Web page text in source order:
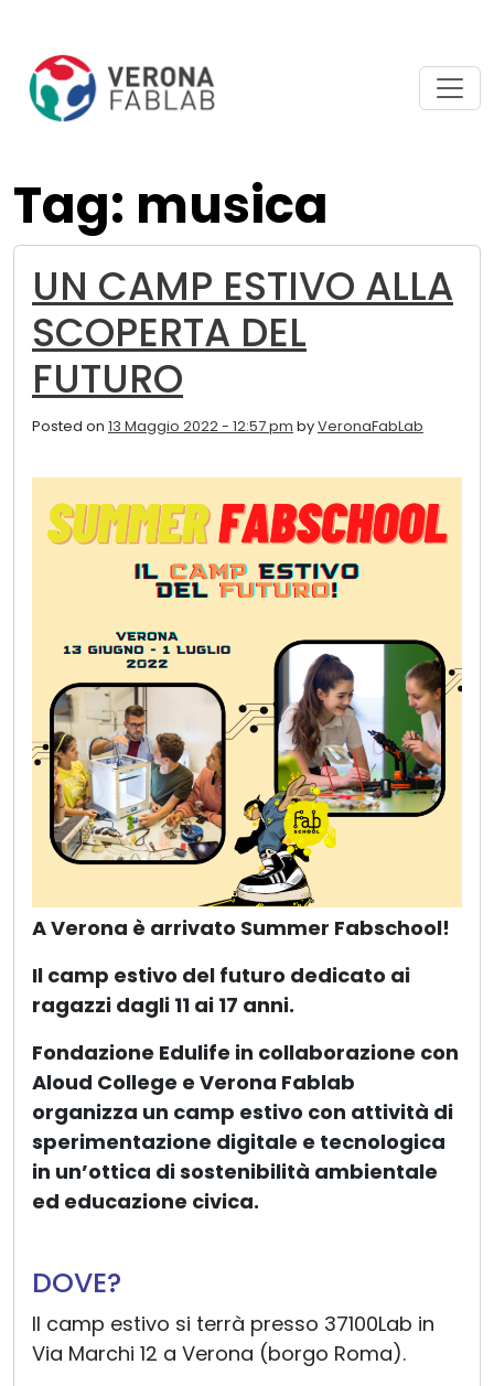
contenuto
principale
Tag: musica
UN CAMP ESTIVO ALLA
SCOPERTA DEL
FUTURO
Posted on 13 Maggio 2022 - 12:57 pm byVeronaFabLab
A Verona è arrivato Summer Fabschool!
Il camp estivo del futuro dedicato ai
ragazzi dagli 11 ai 17 anni.
Fondazione Edulife in collaborazione con
Aloud College e Verona Fablab
organizza un camp estivo con attività di
sperimentazione digitale e tecnologica
in un’ottica di sostenibilità ambientale
ed educazione civica.
DOVE?
Il camp estivo si terrà presso 37100Lab in
Via Marchi 12 a Verona (borgo Roma).